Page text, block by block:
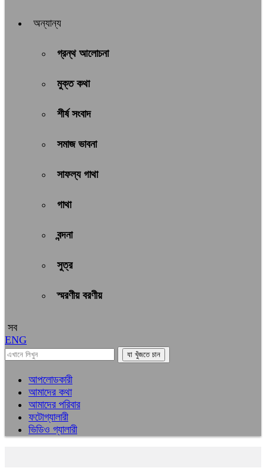
অন্যান্য
গ্রন্থ আলোচনা
মুক্ত কথা
শীর্ষ সংবাদ
সমাজ ভাবনা
সাফল্য গাথা
গাথা
বন্দনা
সুত্র
স্মরণীয় বরণীয়
সব
ENG
আপলোডকারী
আমাদের কথা
আমাদের পরিবার
ফটোগ্যালারী
ভিডিও গ্যালারী